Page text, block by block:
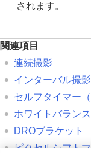
されます。
関連項目
連続撮影
インターバル撮
セルフタイマー（
ホワイトバラン
DROブラケット
ピクセルシフト